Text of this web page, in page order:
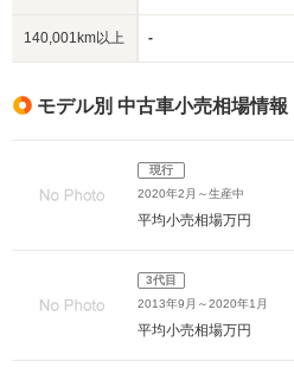
140,001km以上 -
モデル別 中古車小売相場情報
現行
2020年2月～生産中
平均小売相場万円
3代目
2013年9月～2020年1月
平均小売相場万円